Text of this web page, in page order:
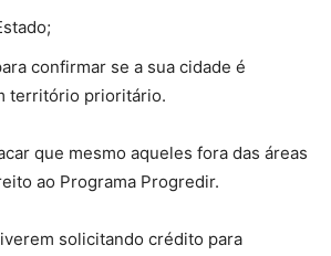
confirmar se a sua cidade é
território prioritário.
que mesmo aqueles fora das áreas
ao Programa Progredir.
solicitando crédito para